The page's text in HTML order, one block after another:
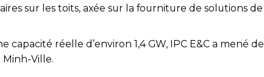
sur les toits, axée sur la fourniture de solutions de
capacité réelle d’environ 1,4 GW, IPC E&C a mené de
Minh-Ville.